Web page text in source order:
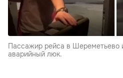
Пассажир рейса в Шереметьево
аварийный люк.